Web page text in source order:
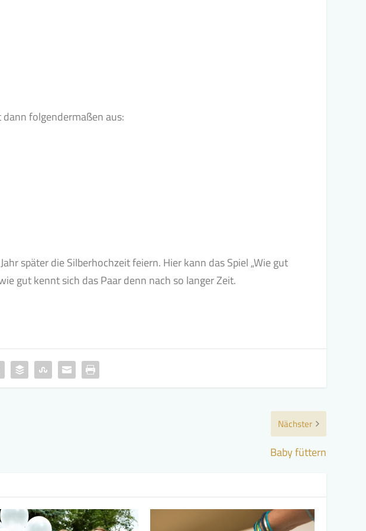
folgendermaßen aus:
später die Silberhochzeit feiern. Hier kann das Spiel „Wie gut
gut kennt sich das Paar denn nach so langer Zeit.
Nächster
Baby füttern